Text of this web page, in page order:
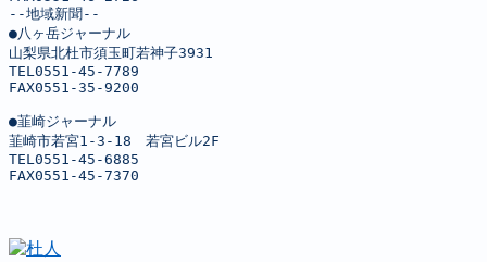
--地域新聞--
●八ヶ岳ジャーナル
山梨県北杜市須玉町若神子3931
TEL0551-45-7789
FAX0551-35-9200
●韮崎ジャーナル
韮崎市若宮1-3-18　若宮ビル2F
TEL0551-45-6885
FAX0551-45-7370